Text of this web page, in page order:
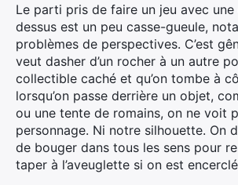
Le parti pris de faire un jeu avec une
dessus est un peu casse-gueule,
problèmes de perspectives. C’est
veut dasher d’un rocher à un autre
collectible caché et qu’on tombe à
lorsqu’on passe derrière un objet,
ou une tente de romains, on ne voit
personnage. Ni notre silhouette. On
de bouger dans tous les sens pour
taper à l’aveuglette si on est